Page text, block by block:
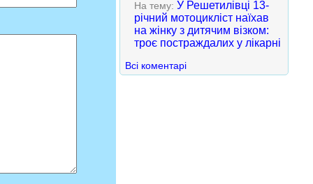
На тему: У Решетилівці 13-
річний мотоцикліст наїхав
на жінку з дитячим візком:
троє постраждалих у лікарні
Всі коментарі